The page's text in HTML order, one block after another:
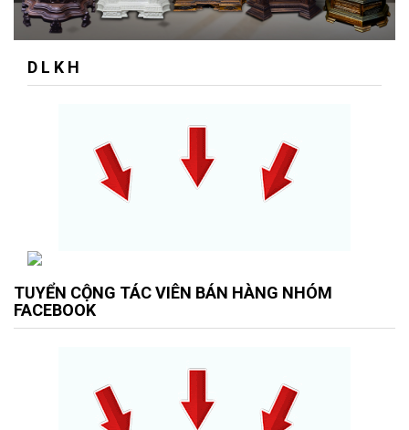
D L K H
TUYỂN CỘNG TÁC VIÊN BÁN HÀNG NHÓM
FACEBOOK